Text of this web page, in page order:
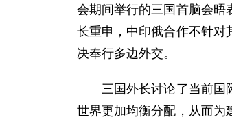
会期间举行的三国首脑会晤
长重申，中印俄合作不针对
决奉行多边外交。
三国外长讨论了当前国际
世界更加均衡分配，从而为